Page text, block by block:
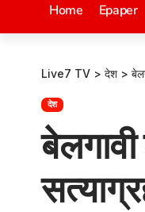
Home Epaper
Live7 TV > देश >
देश